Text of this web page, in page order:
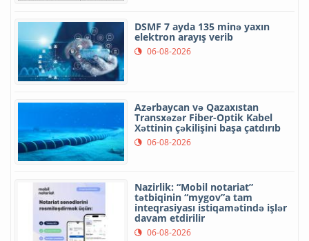
DSMF 7 ayda 135 minə yaxın
elektron arayış verib
06-08-2026
Azərbaycan və Qazaxıstan
Transxəzər Fiber-Optik Kabel
Xəttinin çəkilişini başa çatdırıb
06-08-2026
Nazirlik: “Mobil notariat”
tətbiqinin “mygov”a tam
inteqrasiyası istiqamətində işlər
davam etdirilir
06-08-2026